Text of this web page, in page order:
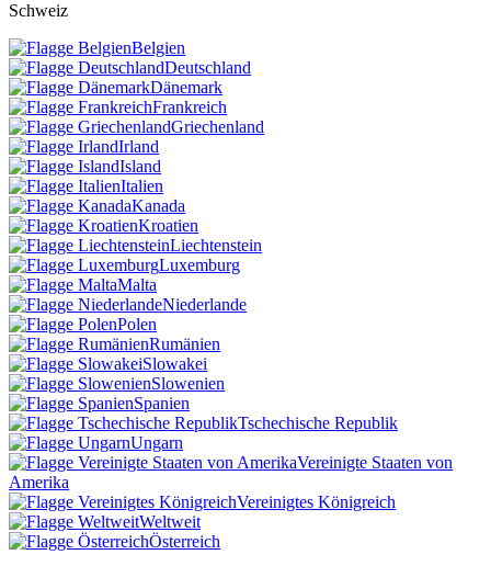
Schweiz
Belgien
Deutschland
Dänemark
Frankreich
Griechenland
Irland
Island
Italien
Kanada
Kroatien
Liechtenstein
Luxemburg
Malta
Niederlande
Polen
Rumänien
Slowakei
Slowenien
Spanien
Tschechische Republik
Ungarn
Vereinigte Staaten von
Amerika
Vereinigtes Königreich
Weltweit
Österreich